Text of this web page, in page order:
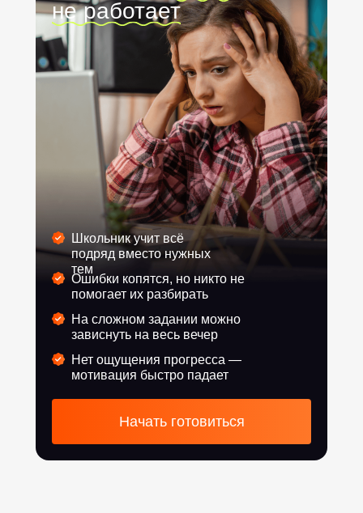
не работает
Школьник учит всё
подряд вместо нужных
тем
Ошибки копятся, но никто не
помогает их разбирать
На сложном задании можно
зависнуть на весь вечер
Нет ощущения прогресса —
мотивация быстро падает
Начать готовиться